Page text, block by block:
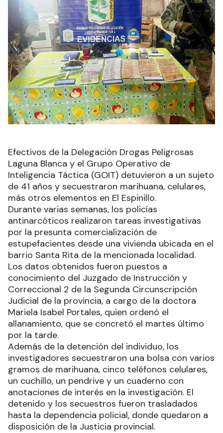
Efectivos de la Delegación Drogas Peligrosas
Laguna Blanca y el Grupo Operativo de
Inteligencia Táctica (GOIT) detuvieron a un sujeto
de 41 años y secuestraron marihuana, celulares,
más otros elementos en El Espinillo.
Durante varias semanas, los policías
antinarcóticos realizaron tareas investigativas
por la presunta comercialización de
estupefacientes desde una vivienda ubicada en el
barrio Santa Rita de la mencionada localidad.
Los datos obtenidos fueron puestos a
conocimiento del Juzgado de Instrucción y
Correccional 2 de la Segunda Circunscripción
Judicial de la provincia, a cargo de la doctora
Mariela Isabel Portales, quien ordenó el
allanamiento, que se concretó el martes último
por la tarde.
Además de la detención del individuo, los
investigadores secuestraron una bolsa con varios
gramos de marihuana, cinco teléfonos celulares,
un cuchillo, un pendrive y un cuaderno con
anotaciones de interés en la investigación. El
detenido y los secuestros fueron trasladados
hasta la dependencia policial, donde quedaron a
disposición de la Justicia provincial.